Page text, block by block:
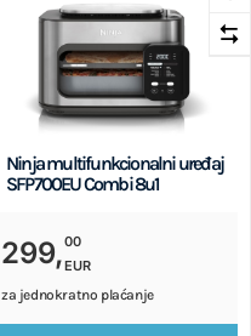
Ninja multifunkcionalni uređaj
SFP700EU Combi 8u1
299,00
EUR
za jednokratno plaćanje